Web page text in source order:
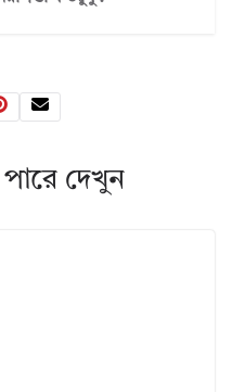
দেখুন